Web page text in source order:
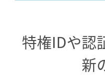
特権IDや認
新